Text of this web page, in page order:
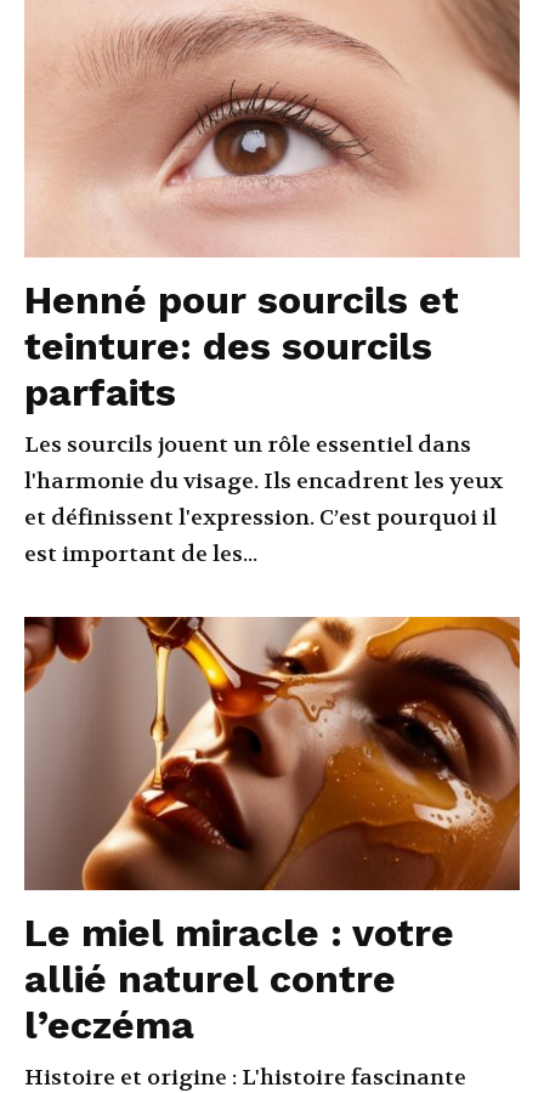
Henné pour sourcils et
teinture: des sourcils
parfaits
Les sourcils jouent un rôle essentiel dans
l'harmonie du visage. Ils encadrent les yeux
et définissent l'expression. C’est pourquoi il
est important de les...
Le miel miracle : votre
allié naturel contre
l’eczéma
Histoire et origine : L'histoire fascinante